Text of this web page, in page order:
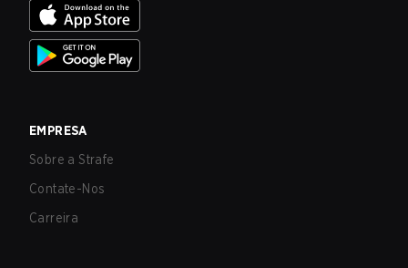
EMPRESA
Sobre a Strafe
Contate-Nos
Carreira